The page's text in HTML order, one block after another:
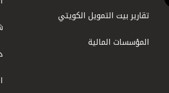
تقارير بيت التمويل الكويتي
المؤسسات المالية